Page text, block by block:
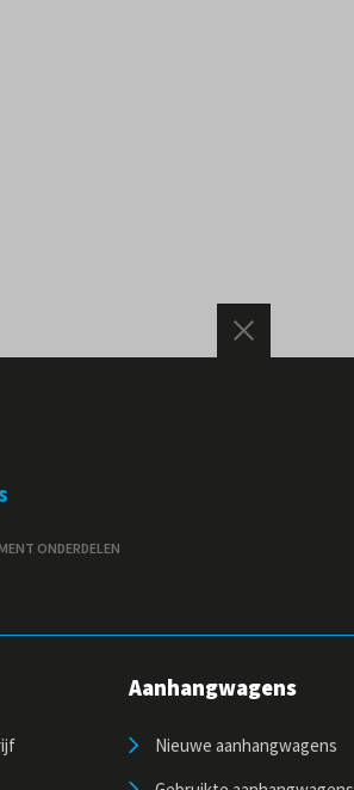
ONDERDELEN
Aanhangwagens
Nieuwe aanhangwagens